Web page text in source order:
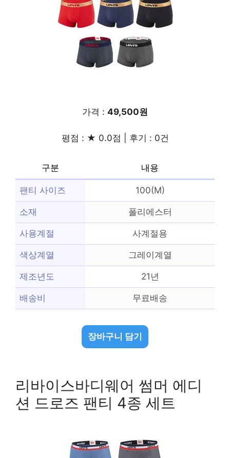
가격 : 49,500원
평점 : ★ 0.0점 | 후기 : 0건
구분 내용
팬티 사이즈 100(M)
소재 폴리에스터
사용계절 사계절용
색상계열 그레이계열
제조년도 21년
배송비 무료배송
장바구니 담기
리바이스바디웨어 썸머 에디
션 드로즈 팬티 4종 세트